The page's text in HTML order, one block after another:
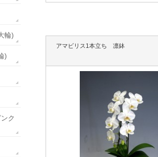
アマビリス1本立ち 凛鉢
輪)
)
ク